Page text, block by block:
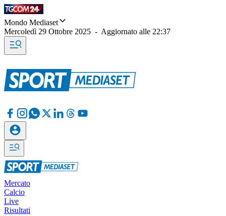
Mondo Mediaset
Mercoledì 29 Ottobre 2025 - Aggiornato alle 22:37
Mercato
Calcio
Live
Risultati